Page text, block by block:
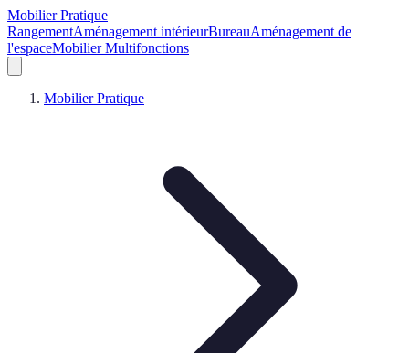
Mobilier Pratique
RangementAménagement intérieurBureauAménagement de
l'espaceMobilier Multifonctions
Mobilier Pratique